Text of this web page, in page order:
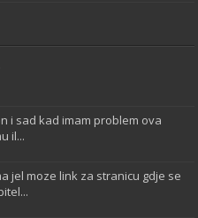
i sad kad imam problem ova
il...
jel moze link za stranicu gdje se